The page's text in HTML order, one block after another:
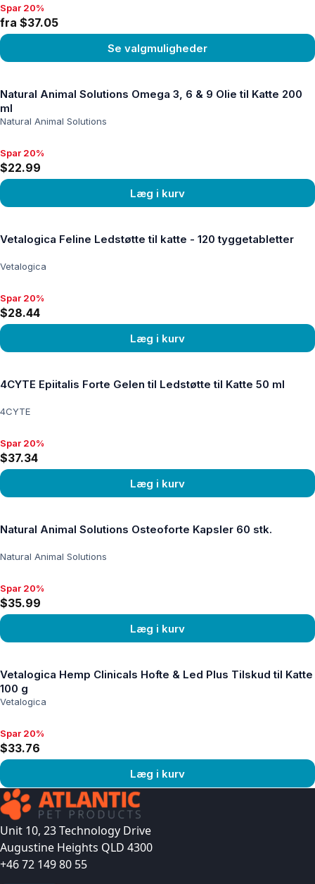
Spar 20%, fra $37.05
Spar 20%
fra $37.05
Se valgmuligheder
Natural Animal Solutions Omega 3, 6 & 9 Olie til Katte 200
ml
Natural Animal Solutions
Spar 20%, $22.99
Spar 20%
$22.99
Læg i kurv
Vetalogica Feline Ledstøtte til katte - 120 tyggetabletter
Vetalogica
Spar 20%, $28.44
Spar 20%
$28.44
Læg i kurv
4CYTE Epiitalis Forte Gelen til Ledstøtte til Katte 50 ml
4CYTE
Spar 20%, $37.34
Spar 20%
$37.34
Læg i kurv
Natural Animal Solutions Osteoforte Kapsler 60 stk.
Natural Animal Solutions
Spar 20%, $35.99
Spar 20%
$35.99
Læg i kurv
Vetalogica Hemp Clinicals Hofte & Led Plus Tilskud til Katte
100 g
Vetalogica
Spar 20%, $33.76
Spar 20%
$33.76
Læg i kurv
Se produkt
Unit 10, 23 Technology Drive
Augustine Heights QLD 4300
+46 72 149 80 55